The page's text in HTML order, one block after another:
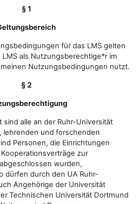
§ 1
für das LMS gelten
als Nutzungsberechtige*r im
Nutzungsbedingungen nutzt.
§ 2
alle an der Ruhr-Universität
lehrenden und forschenden
Personen, die Einrichtungen
zur
wurden,
dürfen durch den UA Ruhr-
Angehörige der Universität
Technischen Universität Dortmund